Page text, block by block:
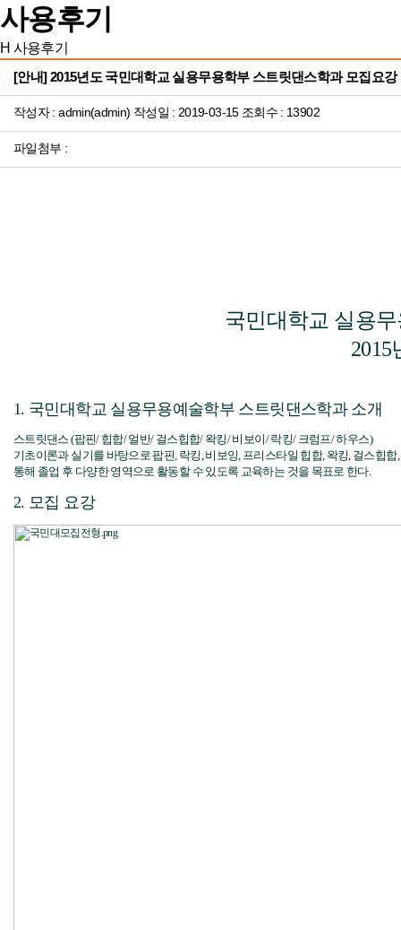
사용후기
H 사용후기
[안내] 2015년도 국민대학교 실용무용학부 스트릿댄스학과 모집요강
작성자 : admin(admin) 작성일 : 2019-03-15 조회수 : 13902
파일첨부 :
국민대학교 실용
2015
1. 국민대학교 실용무용예술학부 스트릿댄스학과 소개
스트릿댄스 (팝핀/ 힙합/ 얼반/ 걸스힙합/ 왁킹/ 비보이/ 락킹/ 크럼프/ 하우스)
기초이론과 실기를 바탕으로 팝핀, 락킹, 비보잉, 프리스타일 힙합, 왁킹, 걸스힙
통해 졸업 후 다양한 영역으로 활동할 수 있도록 교육하는 것을 목표로 한다.
2. 모집 요강